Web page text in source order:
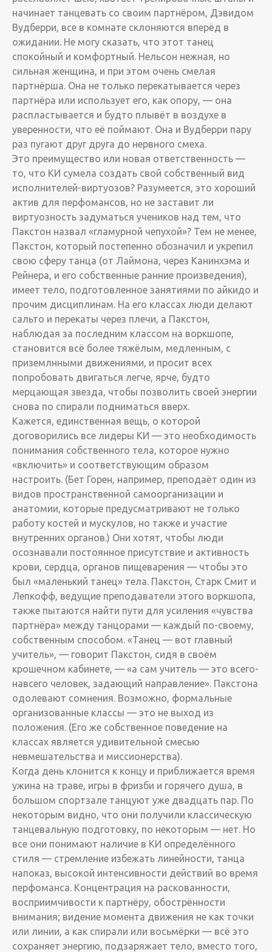
начинает танцевать со своим партнёром, Дэвидом
Вудберри, все в комнате склоняются вперёд в
ожидании. Не могу сказать, что этот танец
спокойный и комфортный. Нельсон нежная, но
сильная женщина, и при этом очень смелая
партнёрша. Она не только перекатывается через
партнёра или использует его, как опору, — она
распластывается и будто плывёт в воздухе в
уверенности, что её поймают. Она и Вудберри пару
раз пугают друг друга до нервного смеха.
Это преимущество или новая ответственность —
то, что КИ сумела создать свой собственный вид
исполнителей-виртуозов? Разумеется, это хороший
актив для перфомансов, но не заставит ли
виртуозность задуматься учеников над тем, что
Пакстон назвал «гламурной чепухой»? Тем не менее,
Пакстон, который постепенно обозначил и укрепил
свою сферу танца (от Лаймона, через Канинхэма и
Рейнера, и его собственные ранние произведения),
имеет тело, подготовленное занятиями по айкидо и
прочим дисциплинам. На его классах люди делают
сальто и перекаты через плечи, а Пакстон,
наблюдая за последним классом на воркшопе,
становится всё более тяжёлым, медленным, с
приземлнными движениями, и просит всех
попробовать двигаться легче, ярче, будто
мерцающая звезда, чтобы позволить своей энергии
снова по спирали подниматься вверх.
Кажется, единственная вещь, о которой
договорились все лидеры КИ — это необходимость
понимания собственного тела, которое нужно
«включить» и соответствующим образом
настроить. (Бет Горен, например, преподаёт один из
видов пространственной самоорганизации и
анатомии, которые предусматривают не только
работу костей и мускулов, но также и участие
внутренних органов.) Они хотят, чтобы люди
осознавали постоянное присутствие и активность
крови, сердца, органов пищеварения — чтобы это
был «маленький танец» тела. Пакстон, Старк Смит и
Лепкофф, ведущие преподаватели этого воркшопа,
также пытаются найти пути для усиления «чувства
партнёра» между танцорами — каждый по-своему,
собственным способом. «Танец — вот главный
учитель», — говорит Пакстон, сидя в своём
крошечном кабинете, — «а сам учитель — это всего-
навсего человек, задающий направление». Пакстона
одолевают сомнения. Возможно, формальные
организованные классы — это не выход из
положения. (Его же собственное поведение на
классах является удивительной смесью
невмешательства и миссионерства).
Когда день клонится к концу и приближается время
ужина на траве, игры в фризби и горячего душа, в
большом спортзале танцуют уже двадцать пар. По
некоторым видно, что они получили классическую
танцевальную подготовку, по некоторым — нет. Но
все они понимают наличие в КИ определённого
стиля — стремление избежать линейности, танца
напоказ, высокой интенсивности действий во время
перфоманса. Концентрация на раскованности,
восприимчивости к партнёру, обострённости
внимания; видение момента движения не как точки
или линии, а как спирали или восьмёрки — всё это
сохраняет энергию, подзаряжает тело, вместо того,